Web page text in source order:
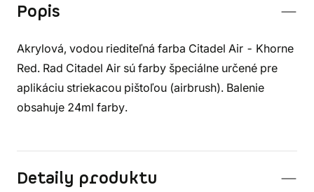
Popis
Akrylová, vodou riediteľná farba Citadel Air - Khorne
Red. Rad Citadel Air sú farby špeciálne určené pre
aplikáciu striekacou pištoľou (airbrush). Balenie
obsahuje 24ml farby.
Detaily produktu